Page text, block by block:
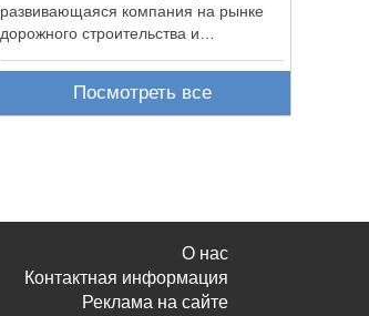
развивающаяся компания на рынке
дорожного строительства и
Посмотреть все
О нас
Контактная информация
Реклама на сайте